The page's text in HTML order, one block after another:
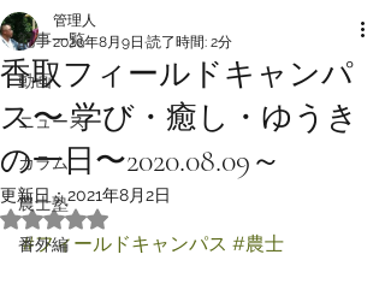
記事一覧
動画
ニュース
カラム
農士塾
番外編
香取フィールドキャンパ
ス〜 学び・癒し・ゆうき
の一日〜2020.08.09～
管理人
2020年8月9日 読了時間: 2分
更新日：2021年8月2日
5つ星のうちNaNと評価されています。
#フィールドキャンパス #農士